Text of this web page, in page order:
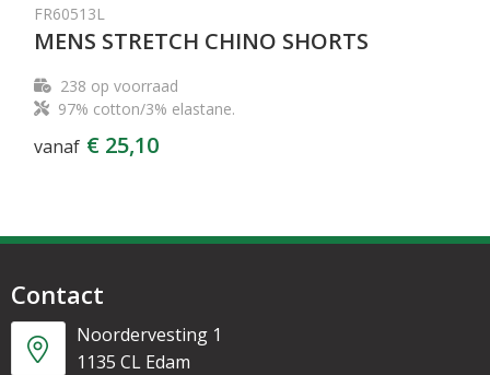
FR60513L
MENS STRETCH CHINO SHORTS
238 op voorraad
97% cotton/3% elastane.
vanaf € 25,10
Contact
Noordervesting 1
1135 CL Edam